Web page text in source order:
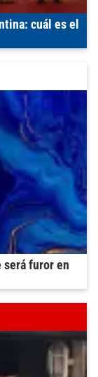
cuál es el
será furor en